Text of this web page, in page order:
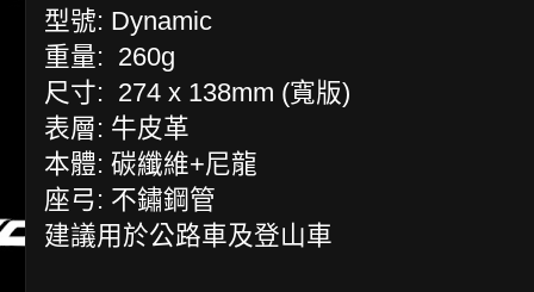
型號: Dynamic
重量: 260g
尺寸: 274 x 138mm (寬版)
表層: 牛皮革
本體: 碳纖維+尼龍
座弓: 不鏽鋼管
建議用於公路車及登山車